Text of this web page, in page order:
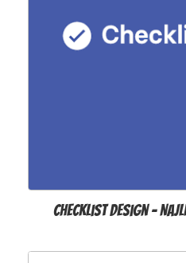
Checklist Design –